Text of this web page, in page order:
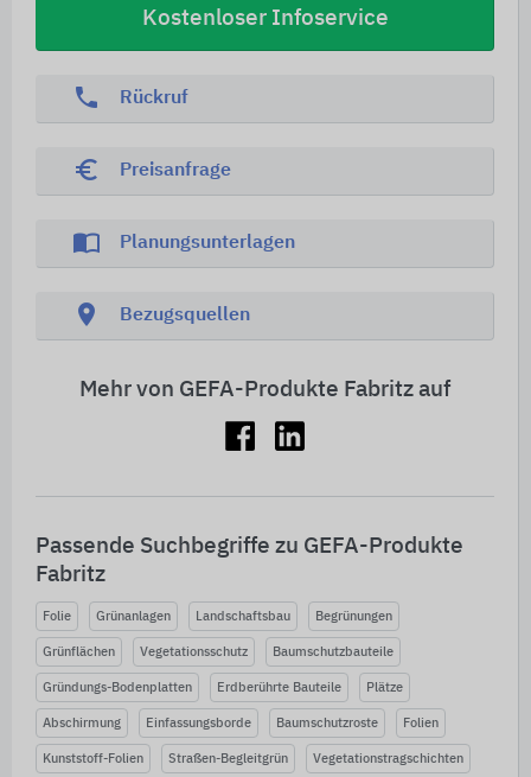
Kostenloser Infoservice
phone Rückruf
euro_symbol Preisanfrage
import_contacts Planungsunterlagen
location_on Bezugsquellen
Mehr von GEFA-Produkte Fabritz auf
Passende Suchbegriffe zu GEFA-Produkte
Fabritz
Folie Grünanlagen Landschaftsbau Begrünungen
Grünflächen Vegetationsschutz Baumschutzbauteile
Gründungs-Bodenplatten Erdberührte Bauteile Plätze
Abschirmung Einfassungsborde Baumschutzroste Folien
Kunststoff-Folien Straßen-Begleitgrün Vegetationstragschichten